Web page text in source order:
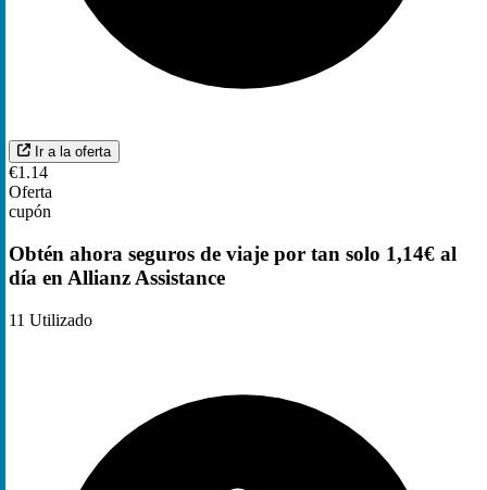
Ir a la oferta
€1.14
Oferta
cupón
Obtén ahora seguros de viaje por tan solo 1,14€ al
día en Allianz Assistance
11 Utilizado